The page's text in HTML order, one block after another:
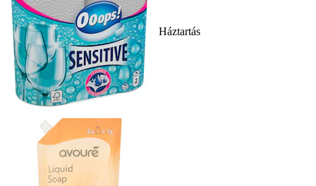
Háztartás